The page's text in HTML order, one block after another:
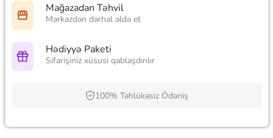
Mağazadan Təhvil
Mərkəzdən dərhal əldə et
Hədiyyə Paketi
Sifarişiniz xüsusi qablaşdırılır
100% Təhlükəsiz Ödəniş